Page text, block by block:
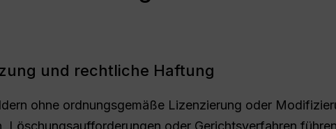
und rechtliche Haftung
ohne ordnungsgemäße Lizenzierung oder